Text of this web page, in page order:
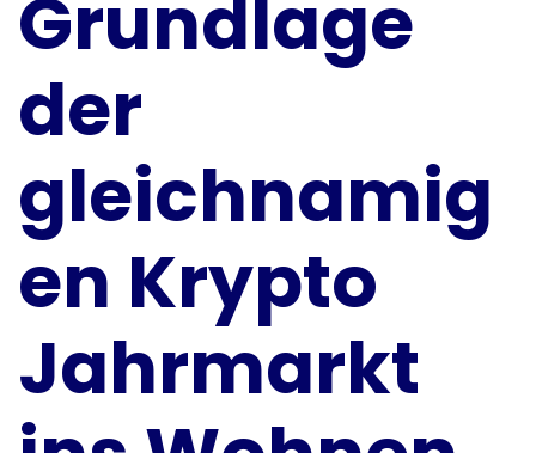
Grundlage
der
gleichnamig
en Krypto
Jahrmarkt